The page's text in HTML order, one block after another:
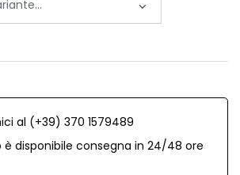
al (+39) 370 1579489
è disponibile consegna in 24/48 ore